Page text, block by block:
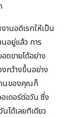
านอดิเรกให้เป็น
อยู่แล้ว การ
ดขายได้อย่าง
กว้างขึ้นอย่าง
านของคุณก็
เดอร์ต่อวัน ซึ่ง
ได้เลยทีเดียว